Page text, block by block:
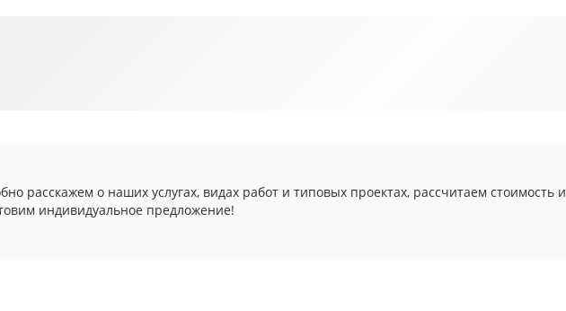
расскажем о наших услугах, видах работ и типовых проектах, рассчитаем стоимость и
индивидуальное предложение!